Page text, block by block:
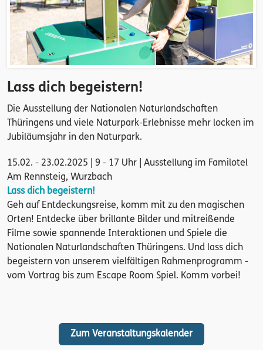
Lass dich begeistern!
Die Ausstellung der Nationalen Naturlandschaften
Thüringens und viele Naturpark-Erlebnisse mehr locken im
Jubiläumsjahr in den Naturpark.
15.02. - 23.02.2025 | 9 - 17 Uhr | Ausstellung im Familotel
Am Rennsteig, Wurzbach
Lass dich begeistern!
Geh auf Entdeckungsreise, komm mit zu den magischen
Orten! Entdecke über brillante Bilder und mitreißende
Filme sowie spannende Interaktionen und Spiele die
Nationalen Naturlandschaften Thüringens. Und lass dich
begeistern von unserem vielfältigen Rahmenprogramm -
vom Vortrag bis zum Escape Room Spiel. Komm vorbei!
Zum Veranstaltungskalender